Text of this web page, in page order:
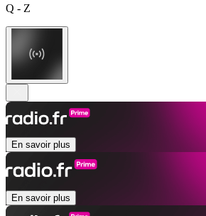
Q - Z
En savoir plus
En savoir plus